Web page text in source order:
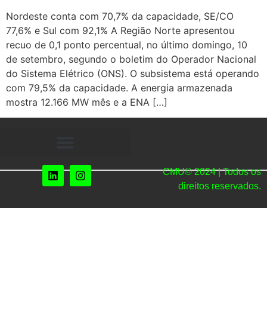
Nordeste conta com 70,7% da capacidade, SE/CO
77,6% e Sul com 92,1% A Região Norte apresentou
recuo de 0,1 ponto percentual, no último domingo, 10
de setembro, segundo o boletim do Operador Nacional
do Sistema Elétrico (ONS). O subsistema está operando
com 79,5% da capacidade. A energia armazenada
mostra 12.166 MW mês e a ENA […]
CMU© 2024 | Todos os
direitos reservados.